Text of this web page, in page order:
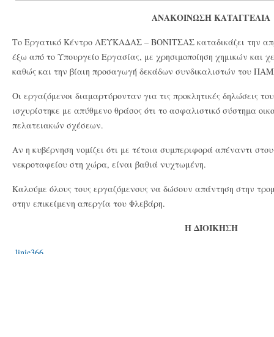
ΑΝΑΚΟΙΝΩΣΗ ΚΑΤΑΓΓΕΛΙΑ
Το Εργατικό Κέντρο ΛΕΥΚΑΔΑΣ – ΒΟΝΙΤΣΑΣ καταδικάζει την
έξω από το Υπουργείο Εργασίας, με χρησιμοποίηση χημικών και
καθώς και την βίαιη προσαγωγή δεκάδων συνδικαλιστών του
Οι εργαζόμενοι διαμαρτύρονταν για τις προκλητικές δηλώσεις
ισχυρίστηκε με απύθμενο θράσος ότι το ασφαλιστικό σύστημα
πελατειακών σχέσεων.
Αν η κυβέρνηση νομίζει ότι με τέτοια συμπεριφορά απέναντι
νεκροταφείου στη χώρα, είναι βαθιά νυχτωμένη.
Καλούμε όλους τους εργαζόμενους να δώσουν απάντηση στην
στην επικείμενη απεργία του Φλεβάρη.
Η ΔΙΟΙΚΗΣΗ